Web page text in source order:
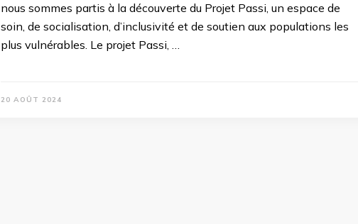
nous sommes partis à la découverte du Projet Passi, un espace de
soin, de socialisation, d’inclusivité et de soutien aux populations les
plus vulnérables. Le projet Passi, …
20 AOÛT 2024